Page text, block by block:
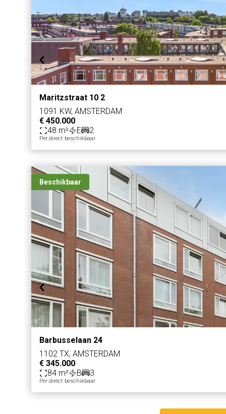
Maritzstraat 10 2
1091 KW, AMSTERDAM
€ 450.000
48 m²
E 2
Per direct beschikbaar
Beschikbaar
Barbusselaan 24
1102 TX, AMSTERDAM
€ 345.000
84 m²
B 3
Per direct beschikbaar